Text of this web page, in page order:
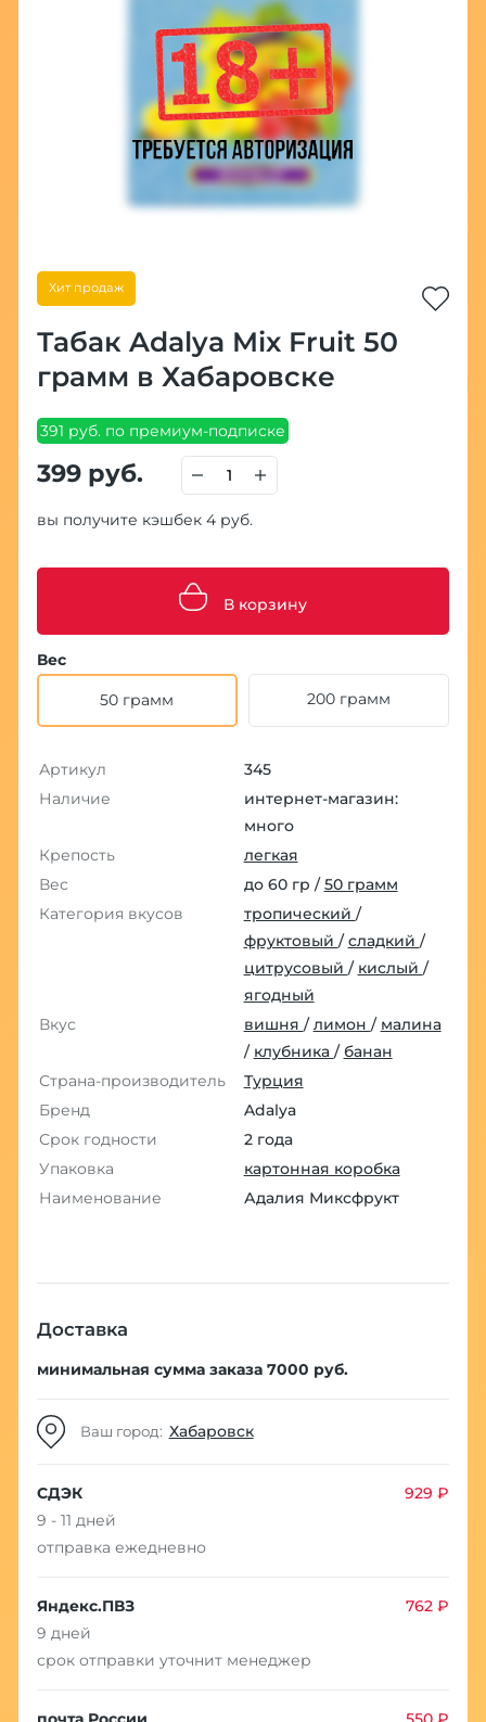
Хит продаж
Табак Adalya Mix Fruit 50
грамм в Хабаровске
391 руб. по премиум-подписке
399 руб.
вы получите кэшбек 4 руб.
В корзину
Вес
50 грамм 200 грамм
Артикул
345
Наличие
интернет-магазин:
много
Крепость
легкая
Вес
до 60 гр /50 грамм
Категория вкусов
тропический /
фруктовый /сладкий /
цитрусовый / кислый /
ягодный
Вкус
вишня /лимон / малина
/ клубника /банан
Страна-производитель
Турция
Бренд
Adalya
Срок годности
2 года
Упаковка
картонная коробка
Наименование
Адалия Миксфрукт
Доставка
минимальная сумма заказа 7000 руб.
Ваш город: Хабаровск
СДЭК
929 ₽
9 - 11 дней
отправка ежедневно
Яндекс.ПВЗ
762 ₽
9 дней
срок отправки уточнит менеджер